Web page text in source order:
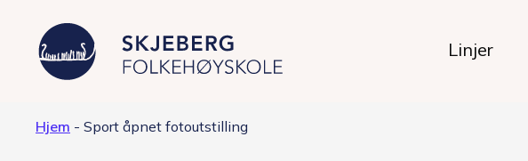
Linjer
Hjem - Sport åpnet fotoutstilling